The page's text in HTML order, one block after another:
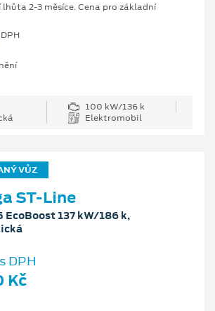
2-3 měsíce. Cena pro základní
100 kW/136 k
Elektromobil
VŮZ
ST-Line
EcoBoost 137 kW/186 k,
DPH
Kč